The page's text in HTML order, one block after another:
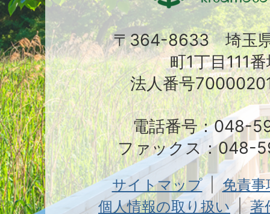
〒364-8633 埼玉
町1丁目111
法人番号
電話番号：048-
ファックス：048-
サイトマップ
免責
個人情報の取り扱い
著